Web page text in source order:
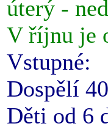
úterý -
V říjnu je
Vstupné:
Dospělí
Děti od 6